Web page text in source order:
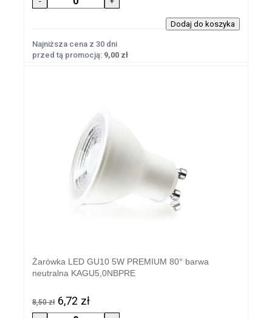
Najniższa cena z 30 dni
przed tą promocją: 9,00 zł
Żarówka LED GU10 5W PREMIUM 80° barwa
neutralna KAGU5,0NBPRE
8,50 zł 6,72 zł